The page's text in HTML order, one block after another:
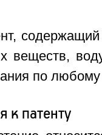
веществ,
по
к патенту